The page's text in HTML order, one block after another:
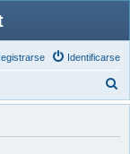
Identificarse
u